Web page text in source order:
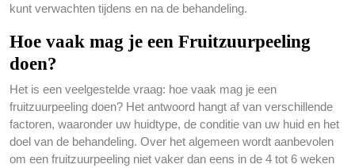
kunt verwachten tijdens en na de behandeling.
Hoe vaak mag je een Fruitzuurpeeling
doen?
Het is een veelgestelde vraag: hoe vaak mag je een
fruitzuurpeeling doen? Het antwoord hangt af van verschillende
factoren, waaronder uw huidtype, de conditie van uw huid en het
doel van de behandeling. Over het algemeen wordt aanbevolen
om een fruitzuurpeeling niet vaker dan eens in de 4 tot 6 weken